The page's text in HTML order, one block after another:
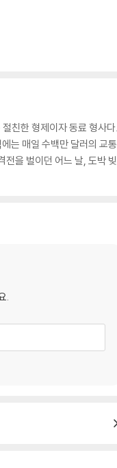
친한 형제이자 동료 형사다.
는 매일 수백만 달러의 교통
전을 벌이던 어느 날, 도박 빚
.